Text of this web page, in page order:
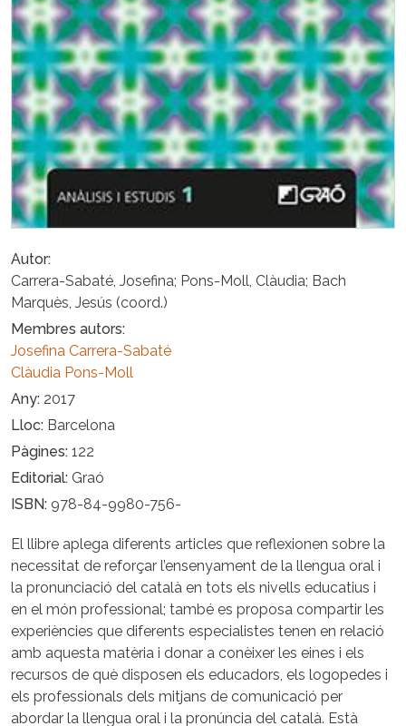
Autor
Carrera-Sabaté, Josefina; Pons-Moll, Clàudia; Bach
Marquès, Jesús (coord.)
Membres autors
Josefina Carrera-Sabaté
Clàudia Pons-Moll
Any 2017
Lloc Barcelona
Pàgines 122
Editorial Graó
ISBN 978-84-9980-756-
El llibre aplega diferents articles que reflexionen sobre la
necessitat de reforçar l’ensenyament de la llengua oral i
la pronunciació del català en tots els nivells educatius i
en el món professional; també es proposa compartir les
experiències que diferents especialistes tenen en relació
amb aquesta matèria i donar a conèixer les eines i els
recursos de què disposen els educadors, els logopedes i
els professionals dels mitjans de comunicació per
abordar la llengua oral i la pronúncia del català. Està